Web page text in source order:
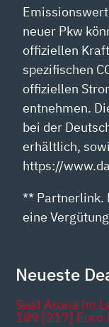
neuer Pkw
offiziellen
spezifischen
offiziellen
entnehmen.
bei der
erhältlich,
https://
** Partnerlink.
eine
Neueste
Seat Arona im
189 [217] Euro